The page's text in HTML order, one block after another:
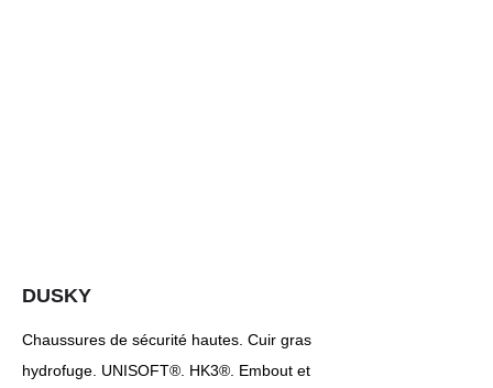
DUSKY
Chaussures de sécurité hautes. Cuir gras
hydrofuge. UNISOFT®. HK3®. Embout et